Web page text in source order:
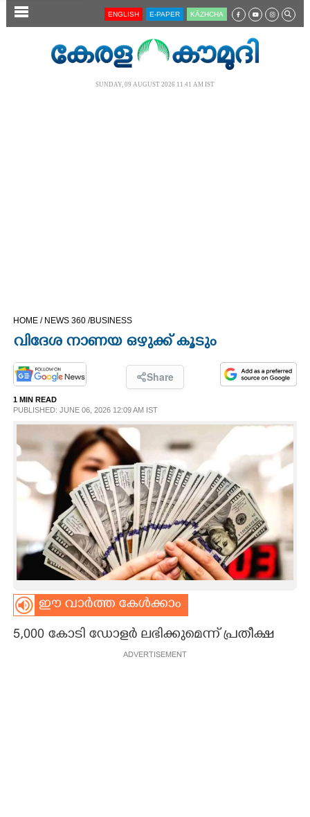
SECTIONS
CINEMA
OPINION
PHOTOS
LIFESTYLE
SPIRITUAL
ASTRO
ENGLISH E-PAPER KĀZHCHA
SUNDAY, 09 AUGUST 2026 11.41 AM IST
HOME / NEWS 360 /BUSINESS
വിദേശ നാണയ ഒഴുക്ക് കൂടും
Share
1 MIN READ
PUBLISHED: JUNE 06, 2026 12:09 AM IST
ഈ വാർത്ത കേൾക്കാം
5,000 കോടി ഡോളർ ലഭിക്കുമെന്ന് പ്രതീക്ഷ
ADVERTISEMENT